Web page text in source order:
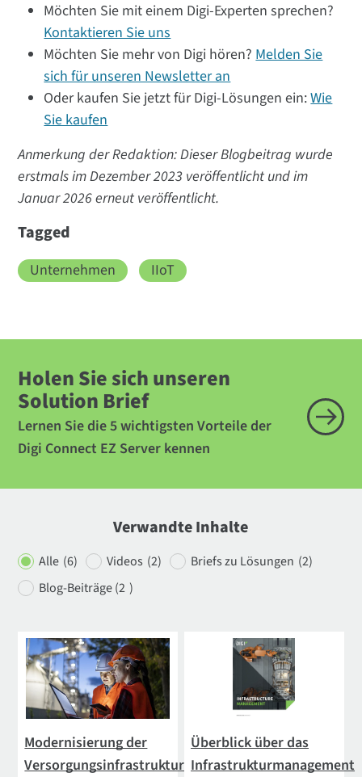
Möchten Sie mit einem Digi-Experten sprechen?
Kontaktieren Sie uns
Möchten Sie mehr von Digi hören?Melden Sie
sich für unseren Newsletter an
Oder kaufen Sie jetzt für Digi-Lösungen ein:Wie
Sie kaufen
Anmerkung der Redaktion: Dieser Blogbeitrag wurde
erstmals im Dezember 2023 veröffentlicht und im
Januar 2026 erneut veröffentlicht.
Tagged
Unternehmen IIoT
Holen Sie sich unseren
Solution Brief
Lernen Sie die 5 wichtigsten Vorteile der
Digi Connect EZ Server kennen
Verwandte Inhalte
Alle (6) Videos (2) Briefs zu Lösungen (2)
Blog-Beiträge (2 )
Modernisierung der
Versorgungsinfrastruktur
Überblick über das
Infrastrukturmanagement